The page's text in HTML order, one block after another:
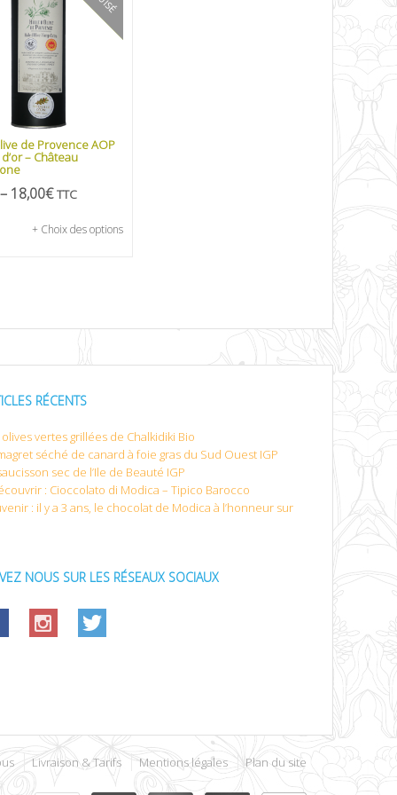
de Provence AOP
– Château
18,00€ TTC
+ Choix des options
RÉCENTS
olives vertes grillées de Chalkidiki Bio
séché de canard à foie gras du Sud Ouest IGP
sec de l’Ile de Beauté IGP
: Cioccolato di Modica – Tipico Barocco
: il y a 3 ans, le chocolat de Modica à l’honneur sur
NOUS SUR LES RÉSEAUX SOCIAUX
Livraison & Tarifs Mentions légales Plan du site